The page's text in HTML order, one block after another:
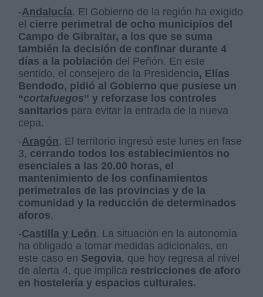
-Andalucía. El Gobierno de la región ha exigido
el cierre perimetral de ocho municipios del
Campo de Gibraltar, a los que se suma
también la decisión de confinar durante 4
días a la población del Peñón. En este
sentido, el consejero de la Presidencia, Elías
Bendodo, pidió al Gobierno que pusiese un
“cortafuegos” y reforzase los controles
sanitarios para evitar la entrada de la nueva
cepa.
-Aragón. El territorio ingresó este lunes en fase
3, cerrando todos los establecimientos no
esenciales a las 20.00 horas, el
mantenimiento de los confinamientos
perimetrales de las provincias y de la
comunidad y la reducción de determinados
aforos.
-Castilla y León. La situación en la autonomía
ha obligado a tomar medidas adicionales, en
este caso en Segovia, que hoy regresa al nivel
de alerta 4, que implica restricciones de aforo
en hostelería y espacios culturales.